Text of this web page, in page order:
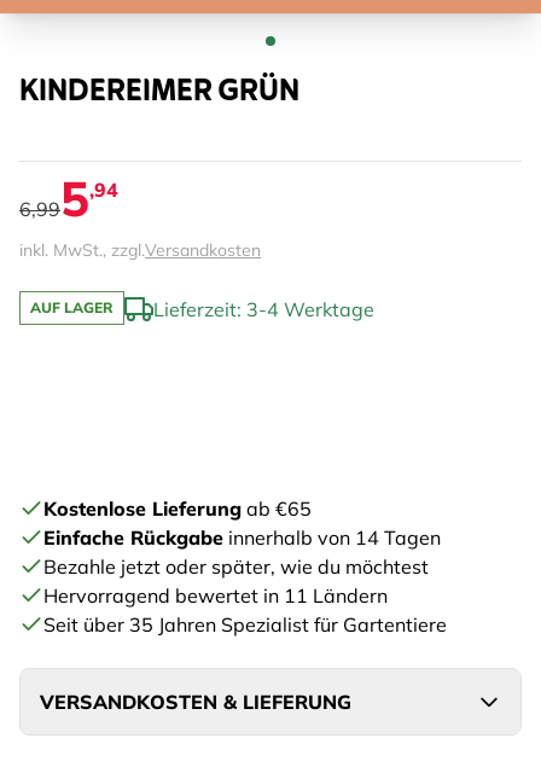
KINDEREIMER GRÜN
6,995,94
inkl. MwSt., zzgl.Versandkosten
AUF LAGER Lieferzeit: 3-4 Werktage
Kostenlose Lieferung ab €65
Einfache Rückgabe innerhalb von 14 Tagen
Bezahle jetzt oder später, wie du möchtest
Hervorragend bewertet in 11 Ländern
Seit über 35 Jahren Spezialist für Gartentiere
VERSANDKOSTEN & LIEFERUNG